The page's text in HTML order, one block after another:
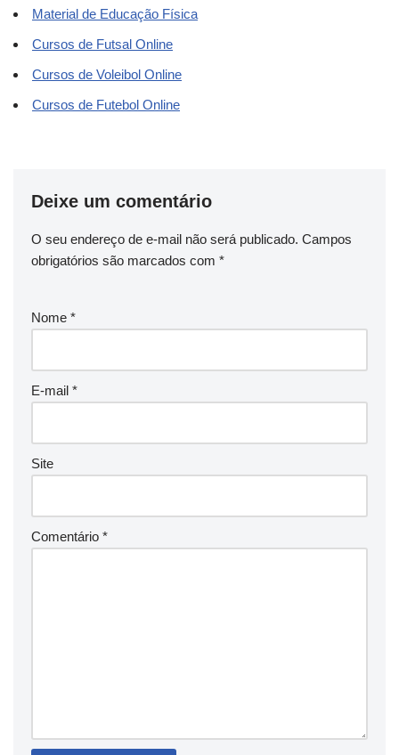
Material de Educação Física
Cursos de Futsal Online
Cursos de Voleibol Online
Cursos de Futebol Online
Deixe um comentário
O seu endereço de e-mail não será publicado. Campos
obrigatórios são marcados com *
Nome *
E-mail *
Site
Comentário *